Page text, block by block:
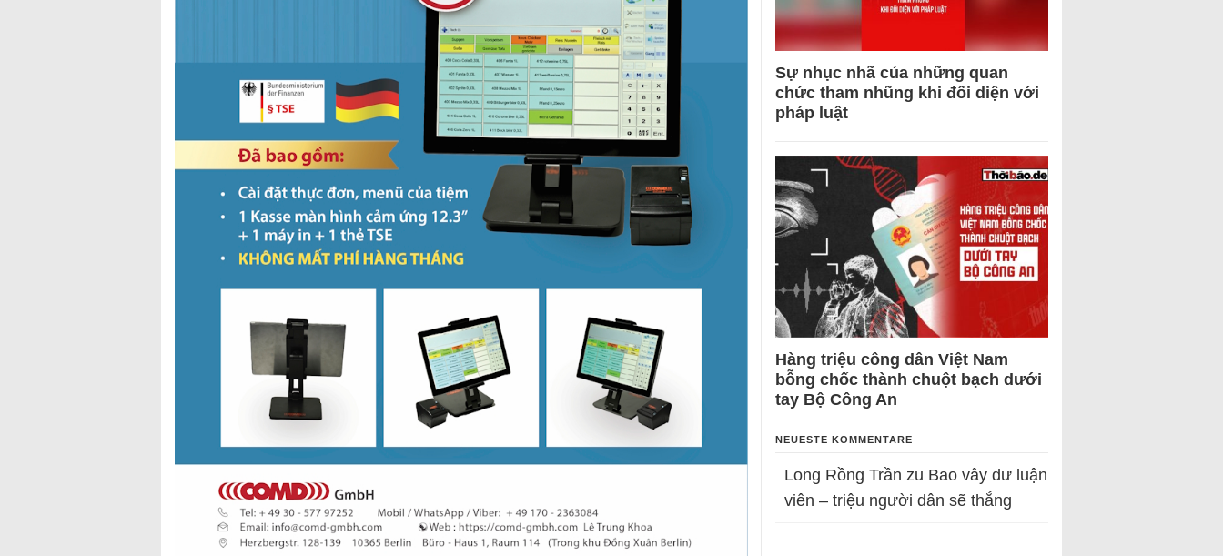
Sự nhục nhã của những quan
chức tham nhũng khi đối diện với
pháp luật
Hàng triệu công dân Việt Nam
bỗng chốc thành chuột bạch dưới
tay Bộ Công An
NEUESTE KOMMENTARE
Long Rồng Trần zu Bao vây dư luận
viên – triệu người dân sẽ thắng